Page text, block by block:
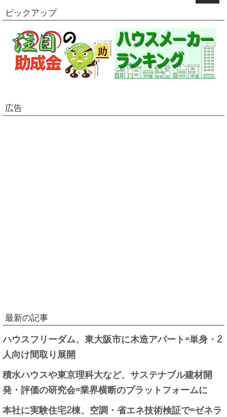
ピックアップ
広告
最新の記事
ハウスフリーダム、東大阪市に木造アパート=単身・2
人向け間取り展開
積水ハウスや東京理科大など、サステナブル建材開
発・評価の研究会=業界横断のプラットフォームに
本社に実験住宅2棟、空調・省エネ技術検証で=ゼネラ